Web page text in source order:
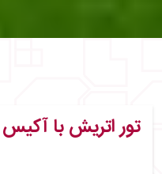
تور اتریش با آکیس